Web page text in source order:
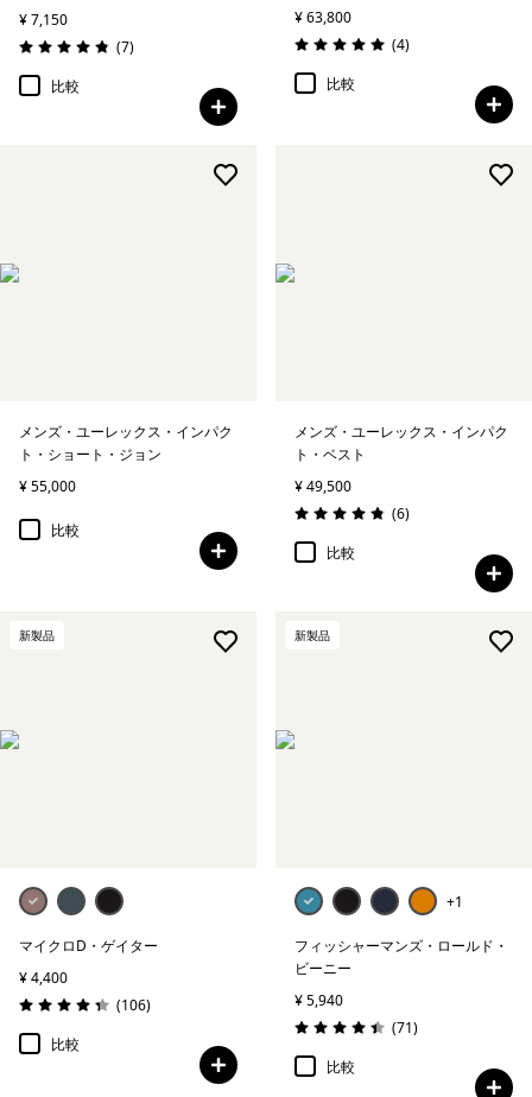
¥ 7,150
評価: 4.9 / 5
(7レビュー
)
比較
¥ 63,800
評価: 5.0 / 5
(4レビュー
)
比較
メンズ・ユーレックス・インパク
ト・ショート・ジョン
¥ 55,000
比較
メンズ・ユーレックス・インパク
ト・ベスト
¥ 49,500
評価: 4.8 / 5
(6レビュー
)
比較
新製品
マイクロD・ゲイター
¥ 4,400
評価: 4.4 / 5
(106レビュー
)
比較
新製品
+1
フィッシャーマンズ・ロールド・
ビーニー
¥ 5,940
評価: 4.4 / 5
(71レビュー
)
比較